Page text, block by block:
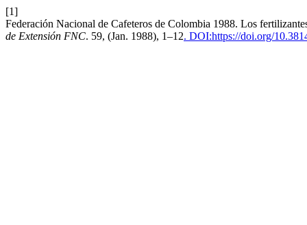
[1]
Federación Nacional de Cafeteros de Colombia 1988. Los
de Extensión FNC. 59, (Jan. 1988), 1–12. DOI:https://doi.org/